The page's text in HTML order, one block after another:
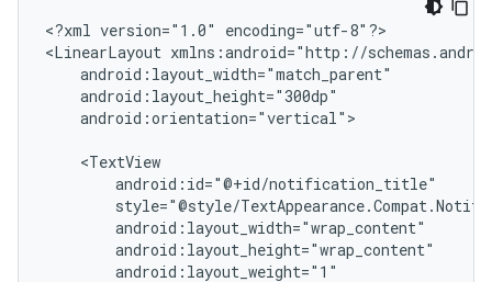
<?xml version="1.0"
encoding="utf-8"?>
<LinearLayout
android:orientation="vertical">